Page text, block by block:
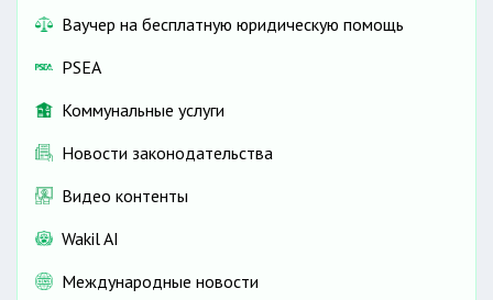
Ваучер на бесплатную юридическую помощь
PSEA
Коммунальные услуги
Новости законодательства
Видео контенты
Wakil AI
Международные новости